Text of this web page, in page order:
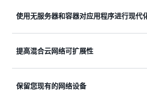
使用无服务器和容器对应用程序进行现代
扩展现代应用程序以满足需求，无
了解更多
提高混合云网络可扩展性
使用单个负载均衡器在 AWS 资源
保留您现有的网络设备